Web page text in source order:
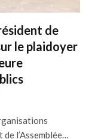
de
le plaidoyer
l’Assemblée…